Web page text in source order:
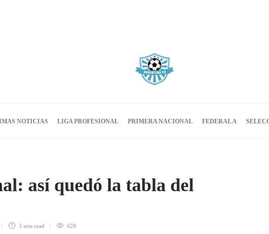
NOTICIAS LIGA PROFESIONAL PRIMERA NACIONAL FEDERAL A
así quedó la tabla del
3 min read 628